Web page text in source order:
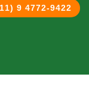
9 4772-9422